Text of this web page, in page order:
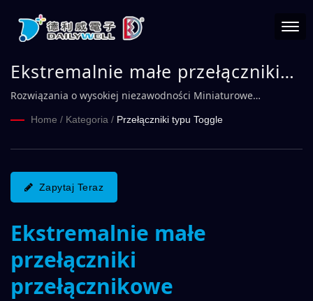
Ekstremalnie małe przełączniki
PCB Seria 1F | DAILYWELL
Rozwiązania o wysokiej niezawodności Miniaturowe
Home / Kategoria / Przełączniki typu Toggle
Zapytaj Teraz
Ekstremalnie małe
przełączniki
przełącznikowe